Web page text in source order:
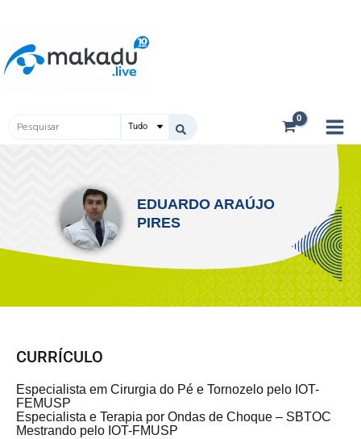
conteúdo
Pesquisar
EDUARDO ARAÚJO
PIRES
CURRÍCULO
Especialista em Cirurgia do Pé e Tornozelo pelo IOT-
FEMUSP
Especialista e Terapia por Ondas de Choque – SBTOC
Mestrando pelo IOT-FMUSP